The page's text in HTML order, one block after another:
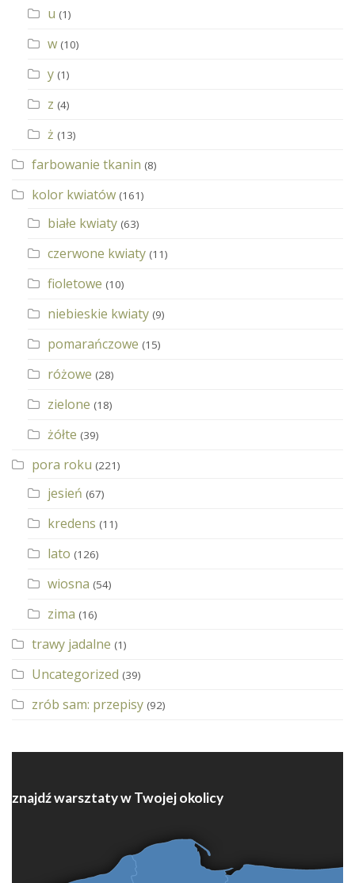
u (1)
w (10)
y (1)
z (4)
ż (13)
farbowanie tkanin (8)
kolor kwiatów (161)
białe kwiaty (63)
czerwone kwiaty (11)
fioletowe (10)
niebieskie kwiaty (9)
pomarańczowe (15)
różowe (28)
zielone (18)
żółte (39)
pora roku (221)
jesień (67)
kredens (11)
lato (126)
wiosna (54)
zima (16)
trawy jadalne (1)
Uncategorized (39)
zrób sam: przepisy (92)
znajdź warsztaty w Twojej okolicy